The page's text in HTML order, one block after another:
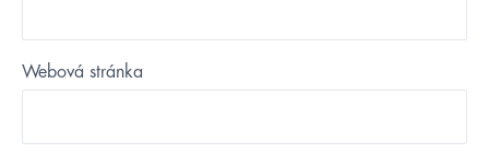
Webová stránka